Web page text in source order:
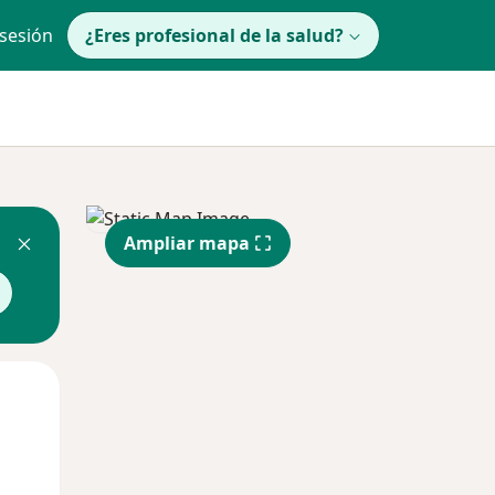
¿Eres profesional de la salud?
Ampliar mapa